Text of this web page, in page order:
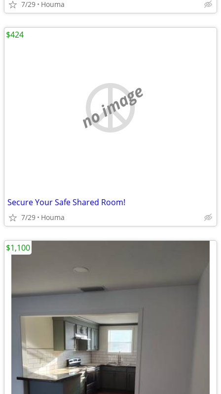
7/29 Houma
no image
Secure Your Safe Shared Room!
7/29 Houma
$424
$1,100